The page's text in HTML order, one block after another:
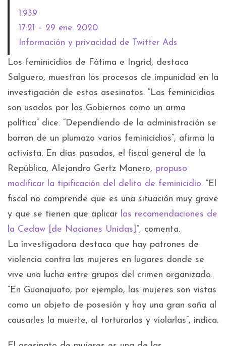
1.939
17:21 – 29 ene. 2020
Información y privacidad de Twitter Ads
Los feminicidios de Fátima e Ingrid, destaca
Salguero, muestran los procesos de impunidad en la
investigación de estos asesinatos. “Los feminicidios
son usados por los Gobiernos como un arma
política” dice. “Dependiendo de la administración se
borran de un plumazo varios feminicidios”, afirma la
activista. En días pasados, el fiscal general de la
República, Alejandro Gertz Manero, propuso
modificar la tipificación del delito de feminicidio. “El
fiscal no comprende que es una situación muy grave
y que se tienen que aplicar las recomendaciones de
la Cedaw [de Naciones Unidas] ”, comenta.
La investigadora destaca que hay patrones de
violencia contra las mujeres en lugares donde se
vive una lucha entre grupos del crimen organizado.
“En Guanajuato, por ejemplo, las mujeres son vistas
como un objeto de posesión y hay una gran saña al
causarles la muerte, al torturarlas y violarlas”, indica.